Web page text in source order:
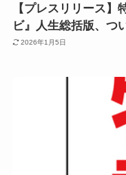
【プレスリリース
ビ』人生総括版、つ
2026年1月5日